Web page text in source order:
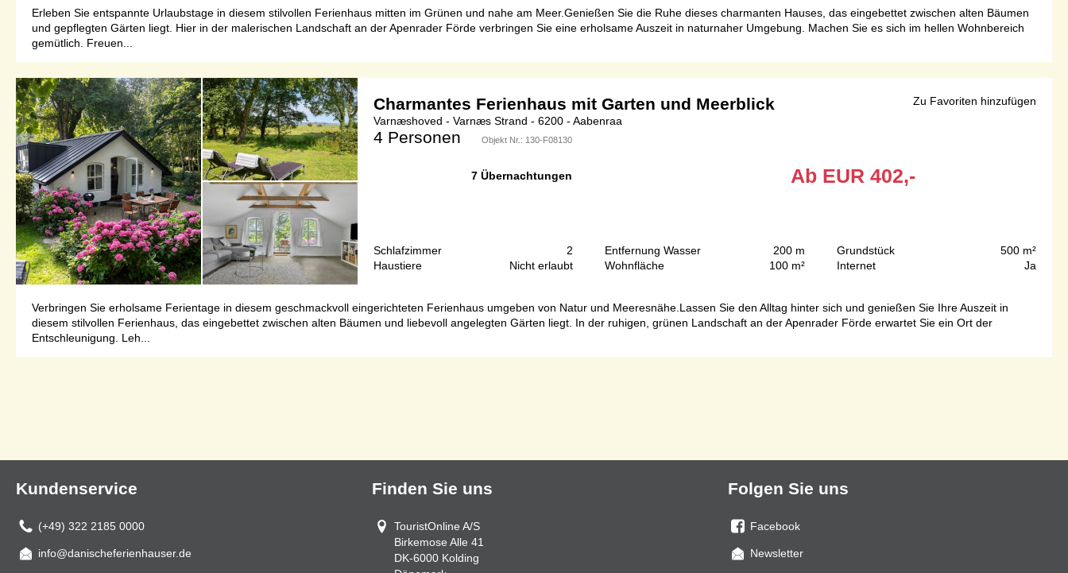
Erleben Sie entspannte Urlaubstage in diesem stilvollen Ferienhaus mitten im Grünen und nahe am Meer.Genießen Sie die Ruhe dieses charmanten Hauses, das eingebettet zwischen alten Bäumen
und gepflegten Gärten liegt. Hier in der malerischen Landschaft an der Apenrader Förde verbringen Sie eine erholsame Auszeit in naturnaher Umgebung. Machen Sie es sich im hellen Wohnbereich
gemütlich. Freuen...
Charmantes Ferienhaus mit Garten und Meerblick
Varnæshoved - Varnæs Strand - 6200 - Aabenraa
4 Personen Objekt Nr.: 130-F08130
7 Übernachtungen Ab EUR 402,-
Schlafzimmer
2
Haustiere
Nicht erlaubt
Entfernung Wasser
200 m
Wohnfläche
100 m²
Grundstück
500 m²
Internet
Ja
Verbringen Sie erholsame Ferientage in diesem geschmackvoll eingerichteten Ferienhaus umgeben von Natur und Meeresnähe.Lassen Sie den Alltag hinter sich und genießen Sie Ihre Auszeit in
diesem stilvollen Ferienhaus, das eingebettet zwischen alten Bäumen und liebevoll angelegten Gärten liegt. In der ruhigen, grünen Landschaft an der Apenrader Förde erwartet Sie ein Ort der
Entschleunigung. Leh...
Zu Favoriten hinzufügen
Kundenservice
(+49) 322 2185 0000
info@danischeferienhauser.de
Finden Sie uns
TouristOnline A/S
Birkemose Alle 41
DK-6000 Kolding
Folgen Sie uns
Sie
uns
Facebook
Newsletter